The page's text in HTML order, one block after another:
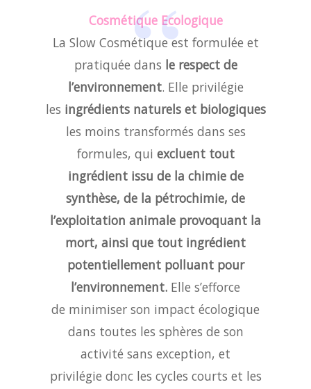
Cosmétique Ecologique
La Slow Cosmétique est formulée et
pratiquée dans le respect de
l’environnement. Elle privilégie
les ingrédients naturels et biologiques
les moins transformés dans ses
formules, qui excluent tout
ingrédient issu de la chimie de
synthèse, de la pétrochimie, de
l’exploitation animale provoquant la
mort, ainsi que tout ingrédient
potentiellement polluant pour
l’environnement. Elle s’efforce
de minimiser son impact écologique
dans toutes les sphères de son
activité sans exception, et
privilégie donc les cycles courts et les